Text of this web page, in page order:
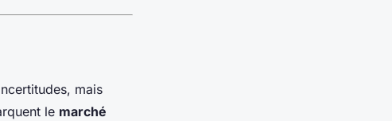
mais
le marché